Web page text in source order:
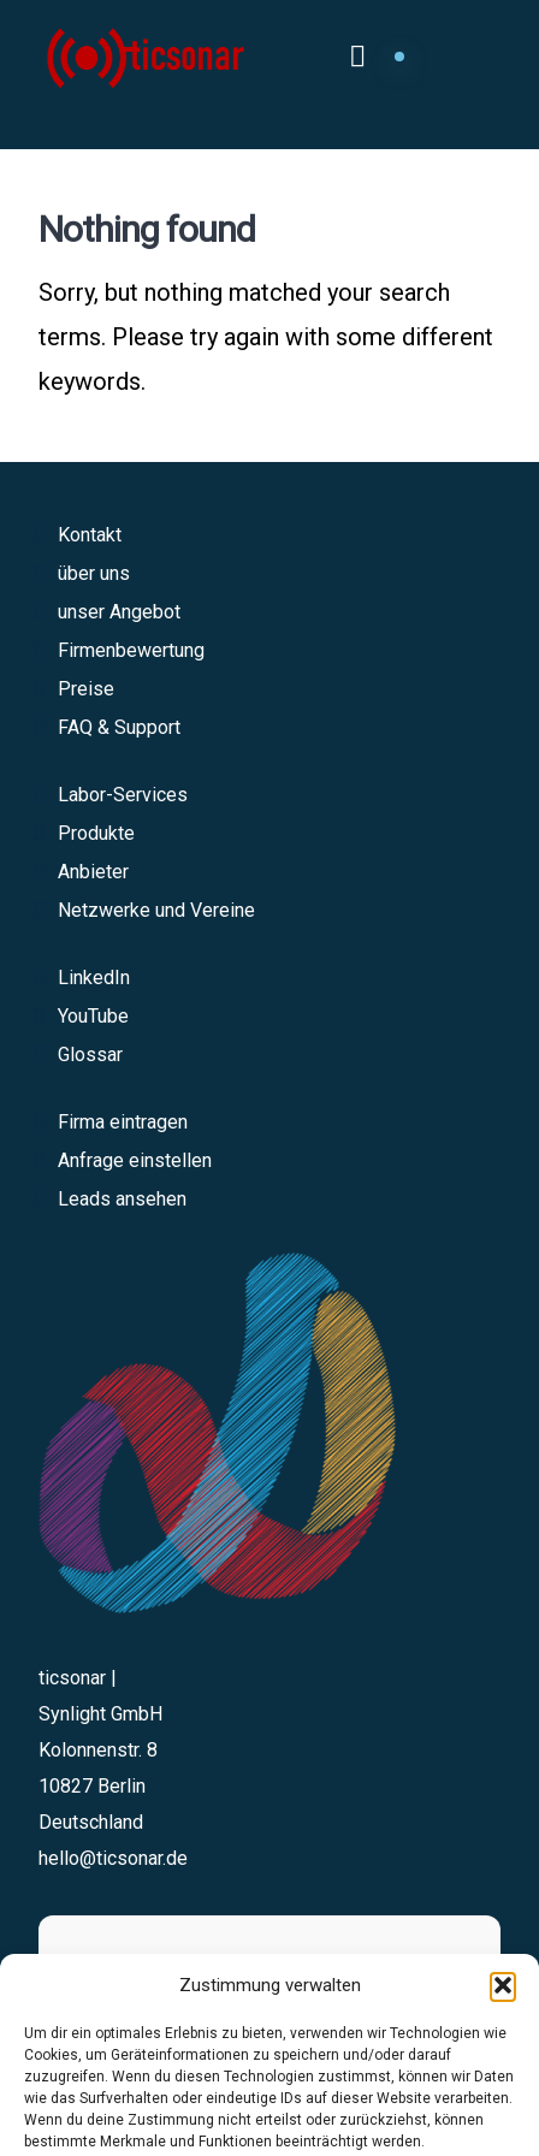
Zustimmung verwalten
Um dir ein optimales Erlebnis zu bieten, verwenden wir Technologien wie
Cookies, um Geräteinformationen zu speichern und/oder darauf
zuzugreifen. Wenn du diesen Technologien zustimmst, können wir Daten
wie das Surfverhalten oder eindeutige IDs auf dieser Website verarbeiten.
Wenn du deine Zustimmung nicht erteilst oder zurückziehst, können
bestimmte Merkmale und Funktionen beeinträchtigt werden.
content
Nothing found
Sorry, but nothing matched your search
terms. Please try again with some different
keywords.
Kontakt
über uns
unser Angebot
Firmenbewertung
Preise
FAQ & Support
Labor-Services
Produkte
Anbieter
Netzwerke und Vereine
LinkedIn
YouTube
Glossar
Firma eintragen
Anfrage einstellen
Leads ansehen
ticsonar |
Synlight GmbH
Kolonnenstr. 8
10827 Berlin
Deutschland
hello@ticsonar.de
Sofortanfrage
Stellen Sie Ihre Anfrage unkompliziert über
unser Formular. Wir übernehmen den Rest
Anfrageformular